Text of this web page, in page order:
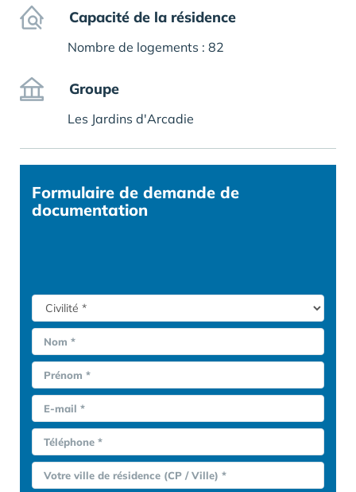
Capacité de la résidence
Nombre de logements : 82
Groupe
Les Jardins d'Arcadie
Formulaire de demande de
documentation
Nom *
Prénom *
E-mail *
Téléphone *
Votre ville de résidence (CP / Ville) *